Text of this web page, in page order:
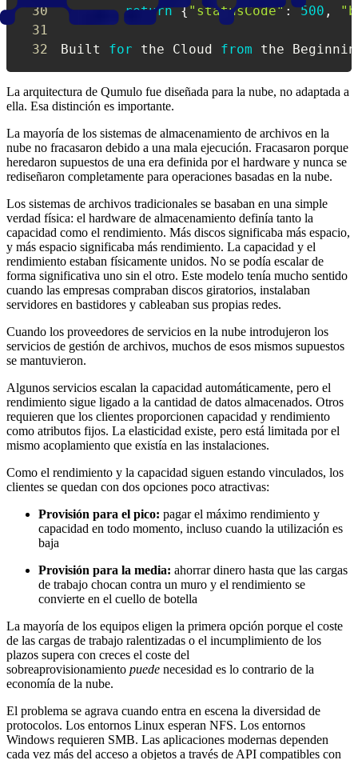
30 return {"statusCode": 500 ,
31
32
Built for the Cloud from the
La arquitectura de Qumulo fue diseñada para la nube, no adaptada a
ella. Esa distinción es importante.
La mayoría de los sistemas de almacenamiento de archivos en la
nube no fracasaron debido a una mala ejecución. Fracasaron porque
heredaron supuestos de una era definida por el hardware y nunca se
rediseñaron completamente para operaciones basadas en la nube.
Los sistemas de archivos tradicionales se basaban en una simple
verdad física: el hardware de almacenamiento definía tanto la
capacidad como el rendimiento. Más discos significaba más espacio,
y más espacio significaba más rendimiento. La capacidad y el
rendimiento estaban físicamente unidos. No se podía escalar de
forma significativa uno sin el otro. Este modelo tenía mucho sentido
cuando las empresas compraban discos giratorios, instalaban
servidores en bastidores y cableaban sus propias redes.
Cuando los proveedores de servicios en la nube introdujeron los
servicios de gestión de archivos, muchos de esos mismos supuestos
se mantuvieron.
Algunos servicios escalan la capacidad automáticamente, pero el
rendimiento sigue ligado a la cantidad de datos almacenados. Otros
requieren que los clientes proporcionen capacidad y rendimiento
como atributos fijos. La elasticidad existe, pero está limitada por el
mismo acoplamiento que existía en las instalaciones.
Como el rendimiento y la capacidad siguen estando vinculados, los
clientes se quedan con dos opciones poco atractivas:
Provisión para el pico: pagar el máximo rendimiento y
capacidad en todo momento, incluso cuando la utilización es
baja
Provisión para la media: ahorrar dinero hasta que las cargas
de trabajo chocan contra un muro y el rendimiento se
convierte en el cuello de botella
La mayoría de los equipos eligen la primera opción porque el coste
de las cargas de trabajo ralentizadas o el incumplimiento de los
plazos supera con creces el coste del
sobreaprovisionamiento puede necesidad es lo contrario de la
economía de la nube.
El problema se agrava cuando entra en escena la diversidad de
protocolos. Los entornos Linux esperan NFS. Los entornos
Windows requieren SMB. Las aplicaciones modernas dependen
cada vez más del acceso a objetos a través de API compatibles con